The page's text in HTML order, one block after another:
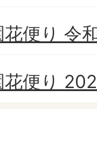
花便り 令
花便り